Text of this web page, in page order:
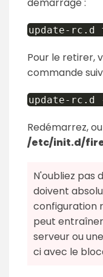
update-
Pour le retirer,
commande
update-
Redémarrez,
/etc/init.d/
N'oubliez pas
doivent
configuration
peut
serveur ou
ci avec le